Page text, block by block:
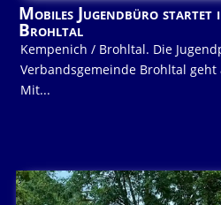
Mobiles Jugendbüro startet
Brohltal
Kempenich / Brohltal. Die
Verbandsgemeinde Brohltal geht
Mit...